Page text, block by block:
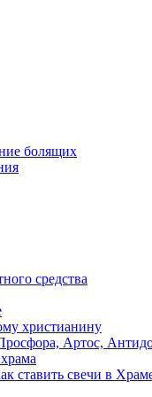
болящих
средства
христианину
Артос,
ставить свечи в